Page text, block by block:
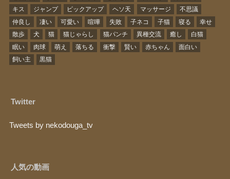
キス
ジャンプ ピックアップ ヘソ天 マッサージ
不思議
仲良し
凄い 可愛い 喧嘩 失敗 子ネコ 子猫 寝る
幸せ
散歩
犬 猫 猫じゃらし 猫パンチ 異種交流 癒し
白猫
眠い
肉球 萌え 落ちる 衝撃 賢い 赤ちゃん
面白い
飼い主
黒猫
Twitter
Tweets by nekodouga_tv
人気の動画